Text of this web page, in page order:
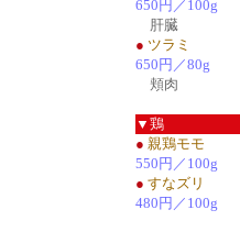
650円／100g
肝臓
● ツラミ
650円／80g
頬肉
▼鶏
● 親鶏モモ
550円／100g
● すなズリ
480円／100g